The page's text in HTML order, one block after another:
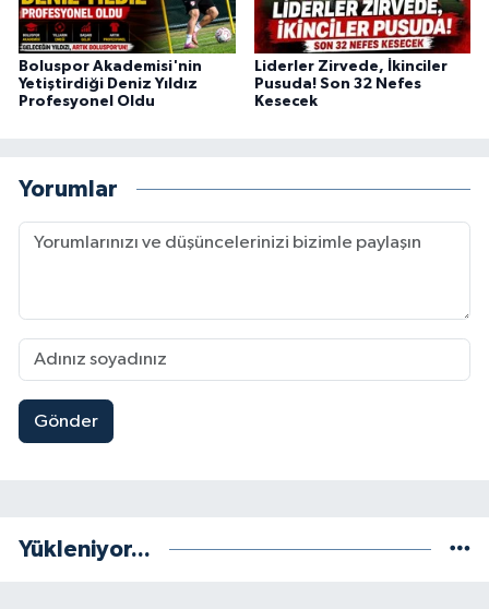
Boluspor Akademisi'nin
Yetiştirdiği Deniz Yıldız
Profesyonel Oldu
Liderler Zirvede, İkinciler
Pusuda! Son 32 Nefes
Kesecek
Yorumlar
Gönder
Yükleniyor...